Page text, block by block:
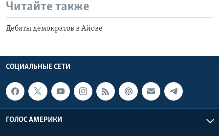
Читайте также
Дебаты демократов в Айове
СОЦИАЛЬНЫЕ СЕТИ
ГОЛОС АМЕРИКИ